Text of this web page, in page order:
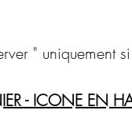
" uniquement
- ICONE EN